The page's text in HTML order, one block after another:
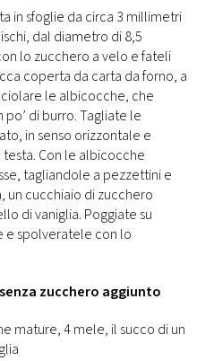
in sfoglie da circa 3 millimetri
dal diametro di 8,5
lo zucchero a velo e fateli
coperta da carta da forno, a
le albicocche, che
di burro. Tagliate le
in senso orizzontale e
Con le albicocche
tagliandole a pezzettini e
un cucchiaio di zucchero
di vaniglia. Poggiate su
e spolveratele con lo
zucchero aggiunto
mature, 4 mele, il succo di un